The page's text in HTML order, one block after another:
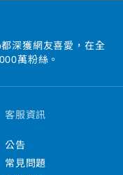
深獲網友喜愛，在全
萬粉絲。
客服資訊
公告
常見問題